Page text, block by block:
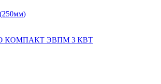
КОМПАКТ ЭВПМ 3 КВТ